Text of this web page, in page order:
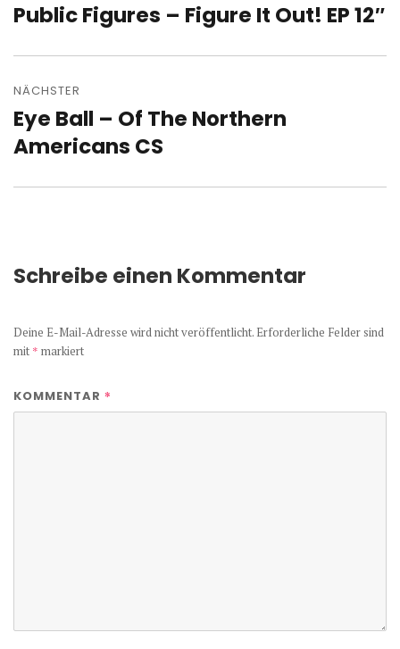
Vorheriger
Public Figures – Figure It Out! EP 12″
NÄCHSTER
Nächster
Beitrag:
Eye Ball – Of The Northern
Americans CS
Schreibe einen Kommentar
Deine E-Mail-Adresse wird nicht veröffentlicht. Erforderliche Felder sind
mit * markiert
KOMMENTAR *